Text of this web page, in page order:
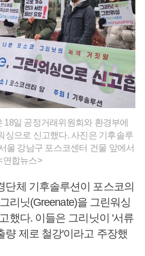
일 공정거래위원회와 환경부에
싱으로 신고했다. 사진은 기후솔루
울 강남구 포스코센터 건물 앞에서
연합뉴스>
단체 기후솔루션이 포스코의
리닛(Greenate)을 그린워싱
했다. 이들은 그리닛이 '서류
량 제로 철강'이라고 주장했